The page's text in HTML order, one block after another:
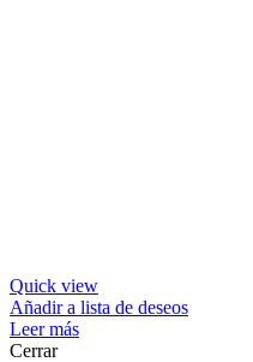
Quick view
Añadir a lista de deseos
Leer más
Cerrar